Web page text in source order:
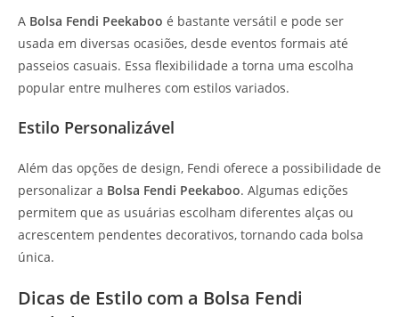
A Bolsa Fendi Peekaboo é bastante versátil e pode ser
usada em diversas ocasiões, desde eventos formais até
passeios casuais. Essa flexibilidade a torna uma escolha
popular entre mulheres com estilos variados.
Estilo Personalizável
Além das opções de design, Fendi oferece a possibilidade de
personalizar a Bolsa Fendi Peekaboo. Algumas edições
permitem que as usuárias escolham diferentes alças ou
acrescentem pendentes decorativos, tornando cada bolsa
única.
Dicas de Estilo com a Bolsa Fendi